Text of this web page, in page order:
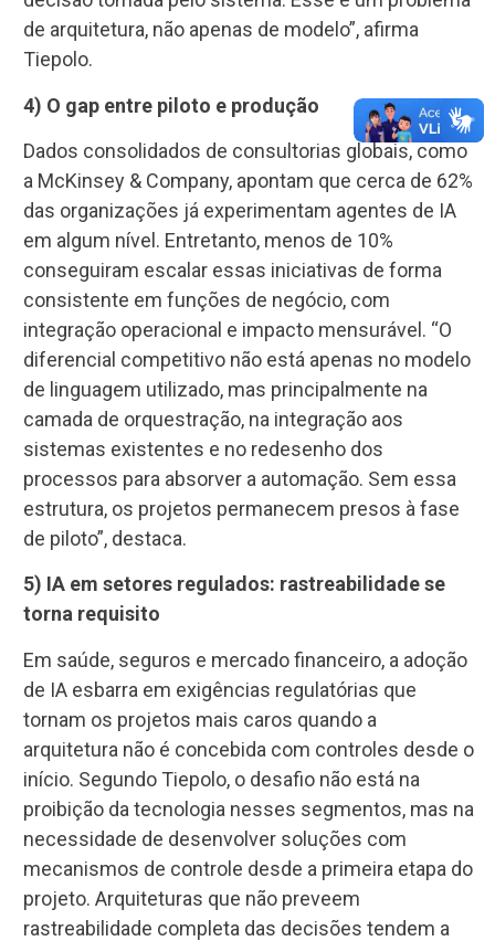
de arquitetura, não apenas de modelo”, afirma
Tiepolo.
4) O gap entre piloto e produção
Dados consolidados de consultorias globais, como
a McKinsey & Company, apontam que cerca de 62%
das organizações já experimentam agentes de IA
em algum nível. Entretanto, menos de 10%
conseguiram escalar essas iniciativas de forma
consistente em funções de negócio, com
integração operacional e impacto mensurável. “O
diferencial competitivo não está apenas no modelo
de linguagem utilizado, mas principalmente na
camada de orquestração, na integração aos
sistemas existentes e no redesenho dos
processos para absorver a automação. Sem essa
estrutura, os projetos permanecem presos à fase
de piloto”, destaca.
5) IA em setores regulados: rastreabilidade se
torna requisito
Em saúde, seguros e mercado financeiro, a adoção
de IA esbarra em exigências regulatórias que
tornam os projetos mais caros quando a
arquitetura não é concebida com controles desde o
início. Segundo Tiepolo, o desafio não está na
proibição da tecnologia nesses segmentos, mas na
necessidade de desenvolver soluções com
mecanismos de controle desde a primeira etapa do
projeto. Arquiteturas que não preveem
rastreabilidade completa das decisões tendem a